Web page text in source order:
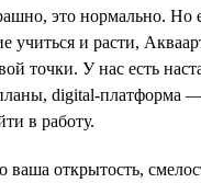
это нормально. Но
учиться и расти,
точки. У нас есть
digital-платформа
в работу.
открытость,